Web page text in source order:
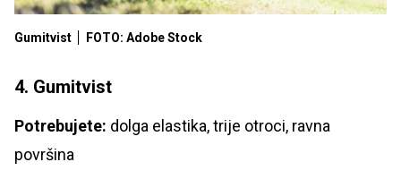
Gumitvist FOTO: Adobe Stock
4. Gumitvist
Potrebujete: dolga elastika, trije otroci, ravna
površina